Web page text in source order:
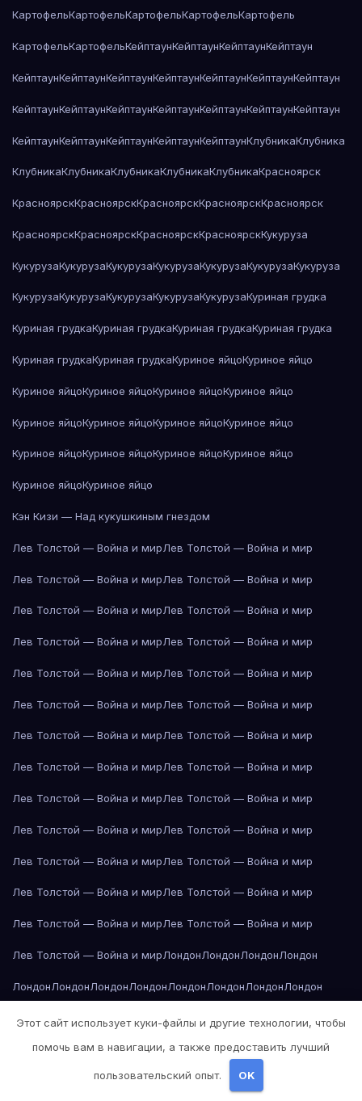
КартофельКартофельКартофельКартофельКартофель
КартофельКартофельКейптаунКейптаунКейптаунКейптаун
КейптаунКейптаунКейптаунКейптаунКейптаунКейптаунКейптаун
КейптаунКейптаунКейптаунКейптаунКейптаунКейптаунКейптаун
КейптаунКейптаунКейптаунКейптаунКейптаунКлубникаКлубника
КлубникаКлубникаКлубникаКлубникаКлубникаКрасноярск
КрасноярскКрасноярскКрасноярскКрасноярскКрасноярск
КрасноярскКрасноярскКрасноярскКрасноярскКукуруза
КукурузаКукурузаКукурузаКукурузаКукурузаКукурузаКукуруза
КукурузаКукурузаКукурузаКукурузаКукурузаКуриная грудка
Куриная грудкаКуриная грудкаКуриная грудкаКуриная грудка
Куриная грудкаКуриная грудкаКуриное яйцоКуриное яйцо
Куриное яйцоКуриное яйцоКуриное яйцоКуриное яйцо
Куриное яйцоКуриное яйцоКуриное яйцоКуриное яйцо
Куриное яйцоКуриное яйцоКуриное яйцоКуриное яйцо
Куриное яйцоКуриное яйцо
Кэн Кизи — Над кукушкиным гнездом
Лев Толстой — Война и мирЛев Толстой — Война и мир
Лев Толстой — Война и мирЛев Толстой — Война и мир
Лев Толстой — Война и мирЛев Толстой — Война и мир
Лев Толстой — Война и мирЛев Толстой — Война и мир
Лев Толстой — Война и мирЛев Толстой — Война и мир
Лев Толстой — Война и мирЛев Толстой — Война и мир
Лев Толстой — Война и мирЛев Толстой — Война и мир
Лев Толстой — Война и мирЛев Толстой — Война и мир
Лев Толстой — Война и мирЛев Толстой — Война и мир
Лев Толстой — Война и мирЛев Толстой — Война и мир
Лев Толстой — Война и мирЛев Толстой — Война и мир
Лев Толстой — Война и мирЛев Толстой — Война и мир
Лев Толстой — Война и мирЛев Толстой — Война и мир
Лев Толстой — Война и мирЛондонЛондонЛондонЛондон
ЛондонЛондонЛондонЛондонЛондонЛондонЛондонЛондон
Лондон Лондон Лос-Анджелес Лос-Анджелес
Лос-АнджелесЛос-АнджелесЛос-АнджелесЛос-Анджелес
Лос-АнджелесЛос-АнджелесЛос-Анджелес
Этот сайт использует куки-файлы и другие технологии, чтобы
помочь вам в навигации, а также предоставить лучший
пользовательский опыт. OK